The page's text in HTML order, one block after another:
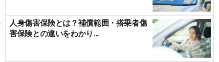
人身傷害保険とは？補償範囲・搭乗者傷
害保険との違いをわかり...